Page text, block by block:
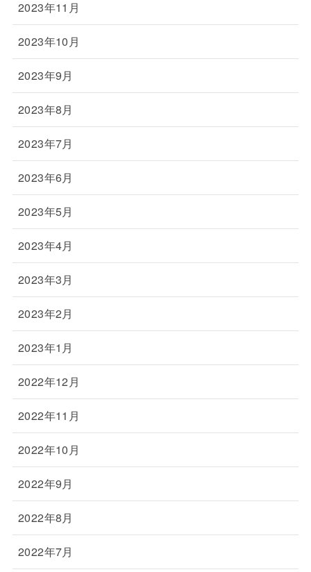
2023年11月
2023年10月
2023年9月
2023年8月
2023年7月
2023年6月
2023年5月
2023年4月
2023年3月
2023年2月
2023年1月
2022年12月
2022年11月
2022年10月
2022年9月
2022年8月
2022年7月